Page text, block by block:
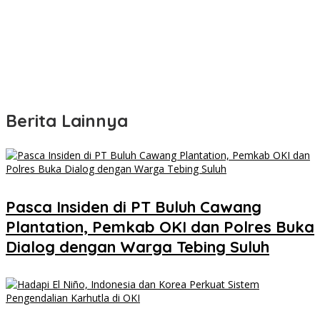
Berita Lainnya
Pasca Insiden di PT Buluh Cawang
Plantation, Pemkab OKI dan Polres Buka
Dialog dengan Warga Tebing Suluh